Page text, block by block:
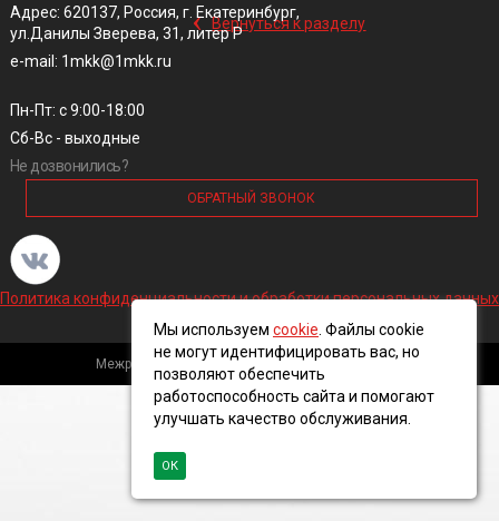
‹ Вернуться к разделу
Адрес: 620137, Россия, г. Екатеринбург,
ул.Данилы Зверева, 31, литер Р
e-mail: 1mkk@1mkk.ru
Пн-Пт: с 9:00-18:00
Сб-Вс - выходные
Не дозвонились?
ОБРАТНЫЙ ЗВОНОК
Политика конфиденциальности и обработки персональных данных
Межрегиональная кабельная компания, 2016 ©
Мы используем cookie . Файлы cookie
не могут идентифицировать вас, но
позволяют обеспечить
работоспособность сайта и помогают
улучшать качество обслуживания.
ОК